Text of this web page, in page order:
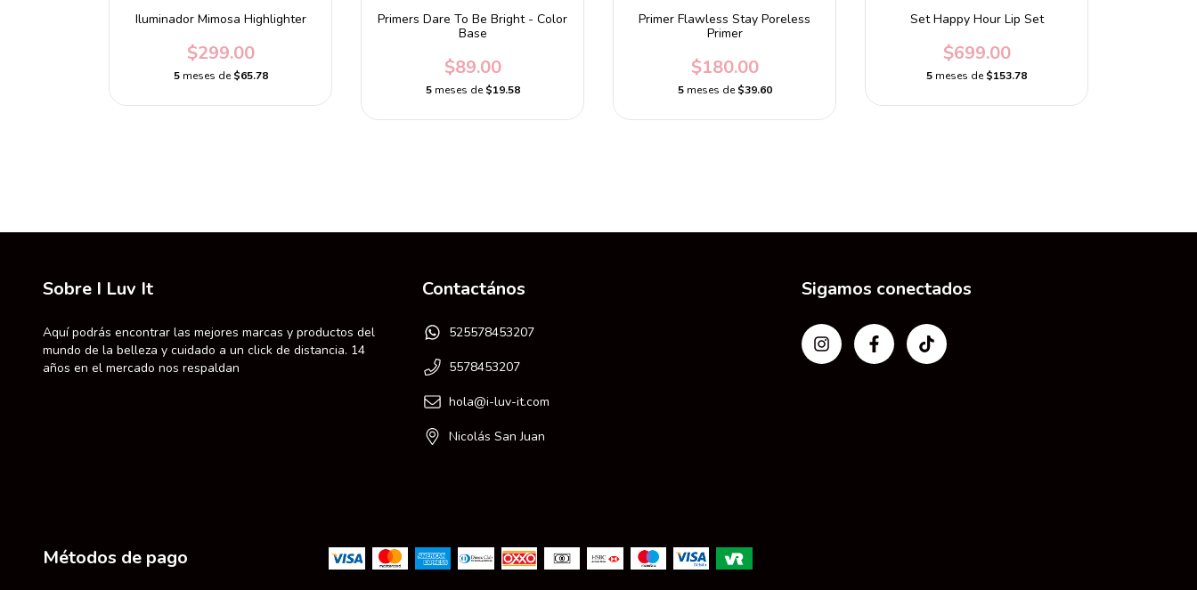
Iluminador Mimosa Highlighter
$299.00
5 meses de$65.78
Primers Dare To Be Bright - Color
Base
$89.00
5 meses de$19.58
Primer Flawless Stay Poreless
Primer
$180.00
5 meses de$39.60
Set Happy Hour Lip Set
$699.00
5 meses de$153.78
Sobre I Luv It
Aquí podrás encontrar las mejores marcas y productos del
mundo de la belleza y cuidado a un click de distancia. 14
años en el mercado nos respaldan
Contactános
525578453207
5578453207
hola@i-luv-it.com
Nicolás San Juan
Sigamos conectados
Métodos de pago